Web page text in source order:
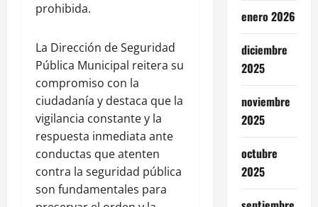
prohibida.
La Dirección de Seguridad
Pública Municipal reitera su
compromiso con la
ciudadanía y destaca que la
vigilancia constante y la
respuesta inmediata ante
conductas que atenten
contra la seguridad pública
son fundamentales para
enero 2026
diciembre
2025
noviembre
2025
octubre
2025